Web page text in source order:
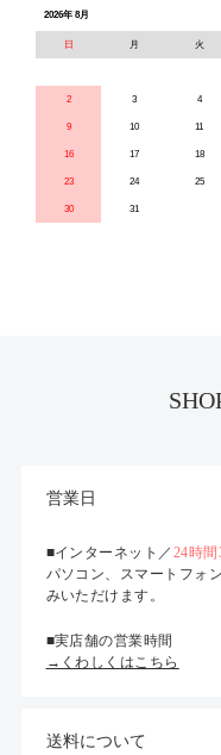
2026年 8月
日 月 火
2 3 4
9 10 11
16 17 18
23 24 25
30 31
営業日
■インターネット／ 24時
パソコン、スマートフォ
みいただけます。
■実店舗の営業時間
→くわしくはこちら
送料について